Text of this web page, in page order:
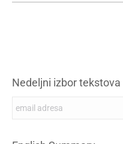
Nedeljni izbor tekstova